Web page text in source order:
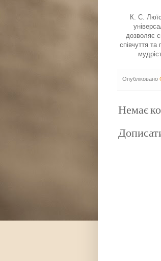
К. С.
дозволяє
співчуття
Опубліковано
Немає